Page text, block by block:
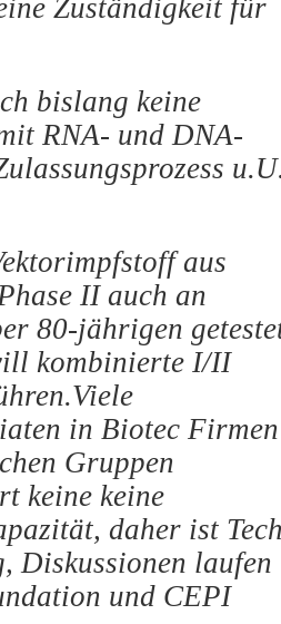
Zuständigkeit für
bislang keine
RNA- undDNA-
aus
II auch an
80-jährigen
kombinierte I/II
Viele
in Biotec Firmen
Gruppen
keine keine
daher ist
Diskussionen laufen
und CEPI